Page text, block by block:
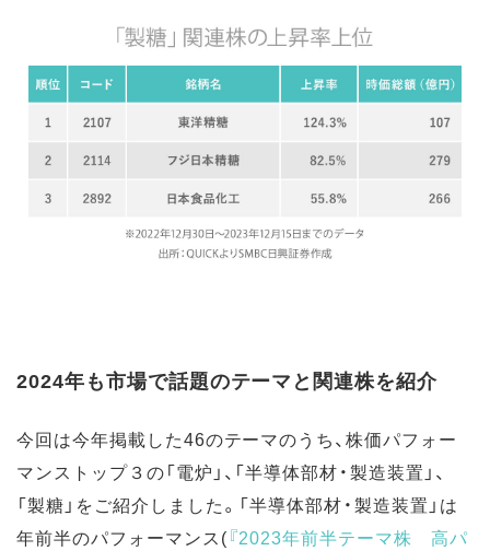
2024年も市場で話題のテーマと関連株を紹介
今回は今年掲載した46のテーマのうち、株価パフォー
マンストップ３の「電炉」、「半導体部材・製造装置」、
「製糖」をご紹介しました。「半導体部材・製造装置」は
年前半のパフォーマンス(『2023年前半テーマ株 高パ